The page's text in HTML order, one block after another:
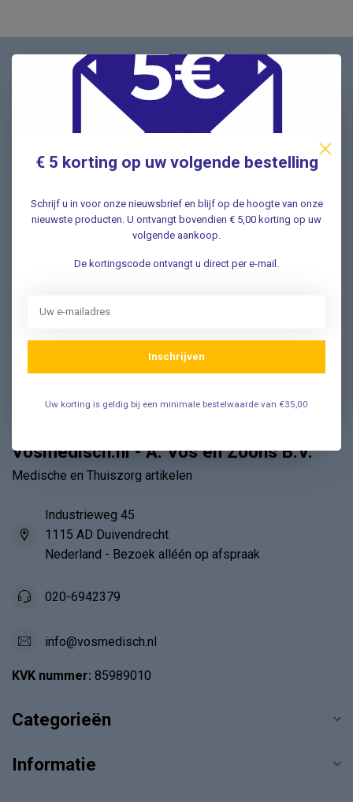
Vragen? Wij helpen graag!
✔ Snelle antwoorden op veelgestelde vragen ✔ Direct
Veelgestelde Vragen
Nieuwsbrief
Schrijf u in voor onze nieuwsbrief en ontvang als eerste
nieuwe aanbiedingen Meld u nu aan ➡️
Vosmedisch.nl - A. Vos en Zoons B.V.
Medische en Thuiszorg artikelen
Industrieweg 45
1115 AD Duivendrecht
Nederland - Bezoek alléén op afspraak
020-6942379
info@vosmedisch.nl
KVK nummer: 85989010
Categorieën
Informatie
€ 5 korting op uw volgende bestelling
Schrijf u in voor onze nieuwsbrief en blijf op de hoogte van onze
nieuwste producten. U ontvangt bovendien € 5,00 korting op uw
volgende aankoop.
De kortingscode ontvangt u direct per e-mail.
Inschrijven
Uw korting is geldig bij een minimale bestelwaarde van €35,00